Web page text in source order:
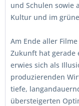
und Schulen sowie
Kultur und im
Am Ende aller
Zukunft hat gerade
erwies sich als
produzierenden
tiefe,
übersteigerten